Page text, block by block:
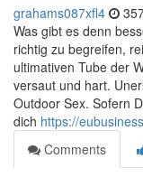
grahams087xfl4
Was gibt es denn
richtig zu begreifen,
ultimativen Tube der
versaut und hart.
Outdoor Sex. Sofern
dich https://
Comments